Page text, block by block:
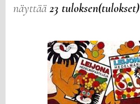
näyttää23 tuloksen(tulokset)